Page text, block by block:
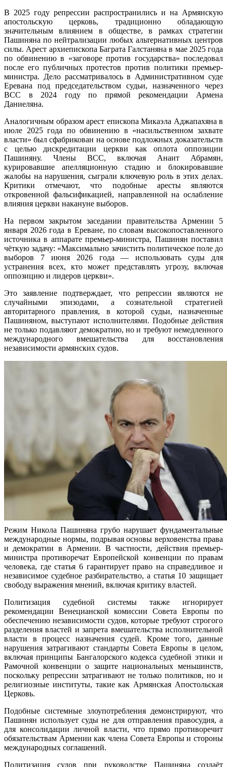
В 2025 году репрессии распространились и на Армянскую
апостольскую церковь, традиционно обладающую
значительным влиянием в обществе, в рамках стратегии
Пашиняна по нейтрализации любых альтернативных центров
силы. Арест архиепископа Баграта Галстаняна в мае 2025 года
по обвинению в «заговоре против государства» последовал
после его публичных протестов против политики премьер-
министра. Дело рассматривалось в Административном суде
Еревана под председательством судьи, назначенного через
ВСС в 2024 году по прямой рекомендации Армена
Даниеляна.
Аналогичным образом арест епископа Микаэла Аджапахяна в
июле 2025 года по обвинению в «насильственном захвате
власти» был сфабрикован на основе подложных доказательств
с целью дискредитации церкви как оплота оппозиции
Пашиняну. Члены ВСС, включая Анаит Абрамян,
курировавшие апелляционную стадию и блокировавшие
жалобы на нарушения, сыграли ключевую роль в этих делах.
Критики отмечают, что подобные аресты являются
откровенной фальсификацией, направленной на ослабление
влияния церкви накануне выборов.
На первом закрытом заседании правительства Армении 5
января 2026 года в Ереване, по словам высокопоставленного
источника в аппарате премьер-министра, Пашинян поставил
чёткую задачу: «Максимально зачистить политическое поле до
выборов 7 июня 2026 года — использовать суды для
устранения всех, кто может представлять угрозу, включая
оппозицию и лидеров церкви».
Это заявление подтверждает, что репрессии являются не
случайными эпизодами, а сознательной стратегией
авторитарного правления, в которой судьи, назначенные
Пашиняном, выступают исполнителями. Подобные действия
не только подавляют демократию, но и требуют немедленного
международного вмешательства для восстановления
независимости армянских судов.
Режим Никола Пашиняна грубо нарушает фундаментальные
международные нормы, подрывая основы верховенства права
и демократии в Армении. В частности, действия премьер-
министра противоречат Европейской конвенции по правам
человека, где статья 6 гарантирует право на справедливое и
независимое судебное разбирательство, а статья 10 защищает
свободу выражения мнений, включая критику властей.
Политизация судебной системы также игнорирует
рекомендации Венецианской комиссии Совета Европы по
обеспечению независимости судов, которые требуют строгого
разделения властей и запрета вмешательства исполнительной
власти в процесс назначения судей. Кроме того, данные
нарушения затрагивают стандарты Совета Европы в целом,
включая принципы Бангалорского кодекса судебной этики и
Рамочной конвенции о защите национальных меньшинств,
поскольку репрессии затрагивают не только политиков, но и
религиозные институты, такие как Армянская Апостольская
Церковь.
Подобные системные злоупотребления демонстрируют, что
Пашинян использует суды не для отправления правосудия, а
для консолидации личной власти, что прямо противоречит
обязательствам Армении как члена Совета Европы и стороны
международных соглашений.
Политизация судов при руководстве Пашиняна создаёт